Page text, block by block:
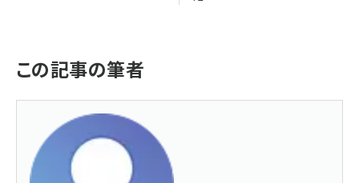
この記事の筆者